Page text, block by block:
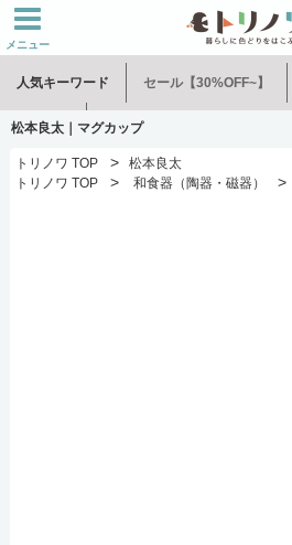
メニュー
人気キーワード セール【30%OFF~】
水谷和音 児玉修治
松本良太｜マグカップ
トリノワ TOP >
松本良太
トリノワ TOP
> 和食器（陶器・磁器） >